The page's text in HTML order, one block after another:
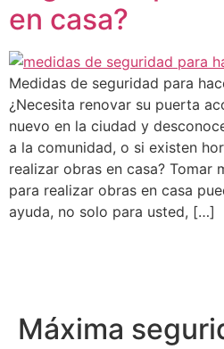
en casa?
Medidas de seguridad para
¿Necesita renovar su puerta
nuevo en la ciudad y
a la comunidad, o si existen
realizar obras en casa? Tomar
para realizar obras en casa
ayuda, no solo para usted, […]
Máxima